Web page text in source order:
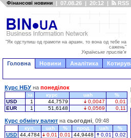
Фінансові новини | 07.08.26 | 20:12 | RSS
"Як одступиш од грамоти на аршин, то вона од тебе на
сажень"
Українське прислів'я
Головна Новини Аналітика
Курс НБУ на понеділок
за курс uah
%
USD
1 44,7579 0,0047
0,01
EUR
1 51,6148 0,0569 0,11
Курс обміну валют на сьогодні , 09:48
куп. uah % прод. uah
%
USD 44,4784 0,01 0,01 44,9448 0,01
0,02